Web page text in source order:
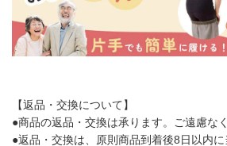
【返品・交換について】
●商品の返品・交換は承ります。ご遠慮な
●返品・交換は、原則商品到着後8日以内